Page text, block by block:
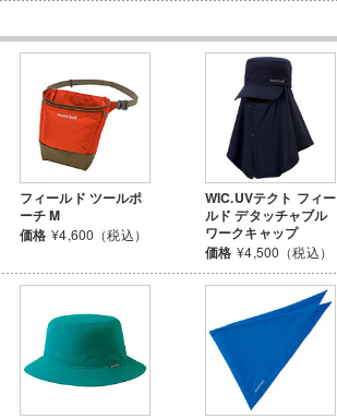
フィールド ツールポ
ーチ M
価格 ¥4,600（税込）
WIC.UVテクト フィー
ルド デタッチャブル
ワークキャップ
価格 ¥4,500（税込）